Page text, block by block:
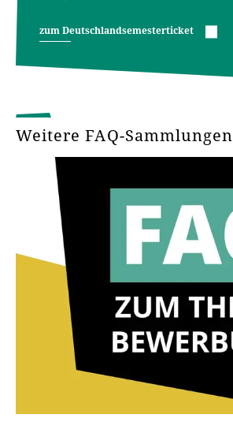
zum Deutschlandsemesterticket
Weitere FAQ-Sammlungen